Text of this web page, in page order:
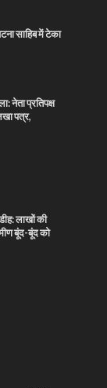
साहिब में टेका
नेता प्रतिपक्ष
पत्र,
लाखों की
बूंद-बूंद को